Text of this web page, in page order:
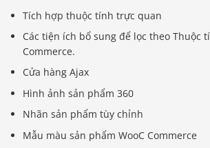
Tích hợp thuộc tính trực quan
Các tiện ích bổ sung để lọc theo Thuộc
Commerce.
Cửa hàng Ajax
Hình ảnh sản phẩm 360
Nhãn sản phẩm tùy chỉnh
Mẫu màu sản phẩm WooC Commerce